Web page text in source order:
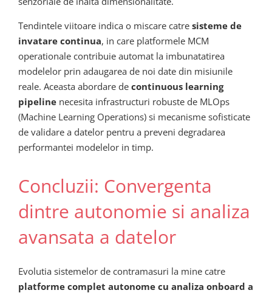
Tendintele viitoare indica o miscare catre sisteme de
invatare continua, in care platformele MCM
operationale contribuie automat la imbunatatirea
modelelor prin adaugarea de noi date din misiunile
reale. Aceasta abordare de continuous learning
pipeline necesita infrastructuri robuste de MLOps
(Machine Learning Operations) si mecanisme sofisticate
de validare a datelor pentru a preveni degradarea
performantei modelelor in timp.
Concluzii: Convergenta
dintre autonomie si analiza
avansata a datelor
Evolutia sistemelor de contramasuri la mine catre
platforme complet autonome cu analiza onboard a